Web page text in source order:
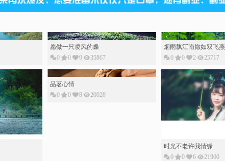
愿做一只凌风的蝶
0
0 9 35867
烟雨飘江南愿如双飞燕
0
0 2 25717
品茗心情
0
0 8 20028
时光不老许我情缘
0
0 6 21900